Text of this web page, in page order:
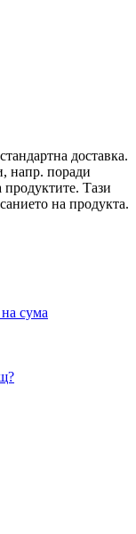
доставка.
напр. поради
продуктите. Тази
на продукта.
сума